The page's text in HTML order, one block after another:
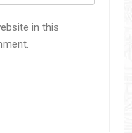
in this